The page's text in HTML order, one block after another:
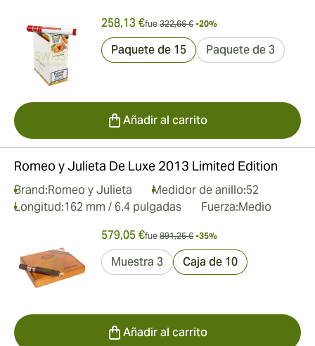
258,13 €fue 322,66 € -20%
Paquete de 15 Paquete de 3
Añadir al carrito
Romeo y Julieta De Luxe 2013 Limited Edition
Brand:Romeo y Julieta Medidor de anillo:52
Longitud:162 mm / 6.4 pulgadas Fuerza:Medio
579,05 €fue 891,25 € -35%
Muestra 3 Caja de 10
Añadir al carrito